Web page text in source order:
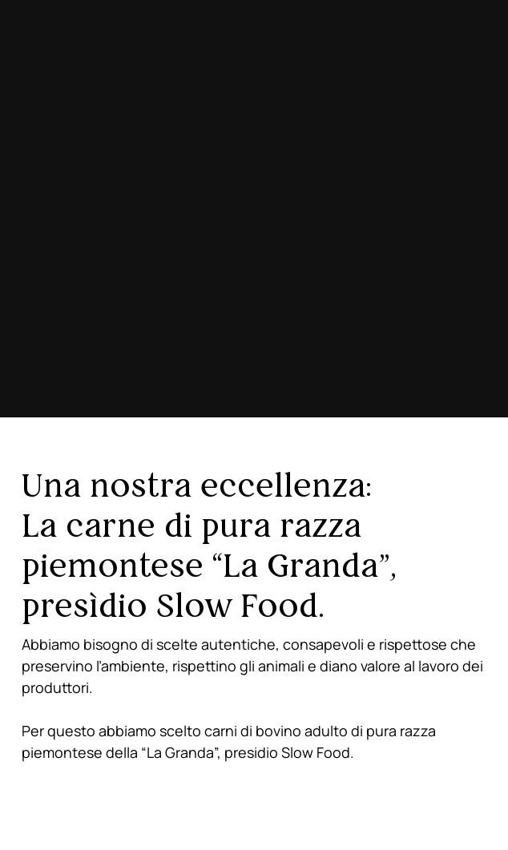
Una nostra eccellenza:
La carne di pura razza
piemontese “La Granda”,
presìdio Slow Food.
Abbiamo bisogno di scelte autentiche, consapevoli e rispettose che
preservino l’ambiente, rispettino gli animali e diano valore al lavoro dei
produttori.
Per questo abbiamo scelto carni di bovino adulto di pura razza
piemontese della “La Granda”, presidio Slow Food.